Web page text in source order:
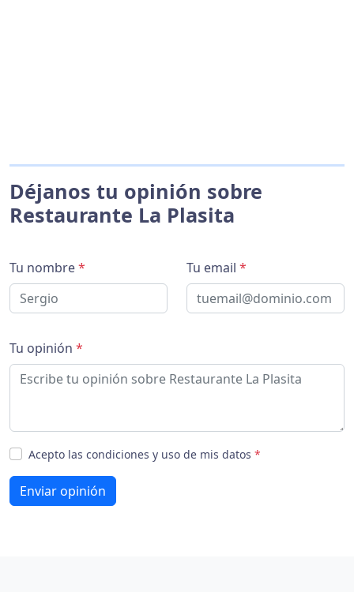
Déjanos tu opinión sobre
Restaurante La Plasita
Tu nombre* Tu email *
Tu opinión *
Acepto las condiciones y uso de mis datos *
Enviar opinión